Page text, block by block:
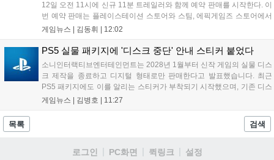
12일 오전 11시에 신규 11분 트레일러와 함께 예약 판매를 시작한다. 이
번 예약 판매는 플레이스테이션 스토어와 스팀, 에픽게임즈 스토어에서
진행되며, 개발이 완료된 게임은 10월 29일 정식 출시될 예정이다. 언리
콤보 액션과 세미 오픈월드 환경을 특징으로 한다....
게임뉴스 | 김동휘 12:02
PS5 실물 패키지에 '디스크 중단' 안내 스티커 붙었다
소니인터랙티브엔터테인먼트는 2028년 1월부터 신작 게임의 실물 디스
크 제작을 종료하고 디지털 형태로만 판매한다고 발표했습니다. 최근
PS5 패키지에도 이를 알리는 스티커가 부착되기 시작했으며, 기존 디스
크는 계속 이용 가능합니다. 7월 31일 실적 발표에서 소니 측은 이용자
게임뉴스 | 김병호 11:27
목록 검색
로그인 PC화면 퀵링크
설정